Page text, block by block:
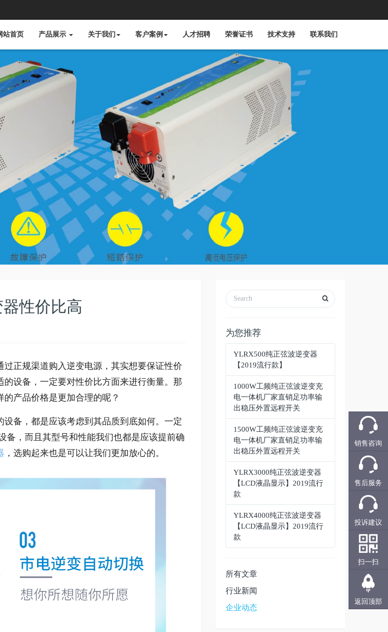
站首页 产品展示 关于我们 客户案例 人才招聘 荣誉证书 技术支持 联系我们
性价比高
过正规渠道购入逆变电源，其实想要保证性价
设备，一定要对性价比方面来进行衡量。那
产品价格是更加合理的呢？
备，都是应该考虑到其品质到底如何。一定
备，而且其型号和性能我们也都是应该提前确
，选购起来也是可以让我们更加放心的。
为您推荐
YLRX500纯正弦波逆变器
【2019流行款】
1000W工频纯正弦波逆变充
电一体机厂家直销足功率输
出稳压外置远程开关
1500W工频纯正弦波逆变充
电一体机厂家直销足功率输
出稳压外置远程开关
YLRX3000纯正弦波逆变器
【LCD液晶显示】2019流行
款
YLRX4000纯正弦波逆变器
【LCD液晶显示】2019流行
款
所有文章
行业新闻
企业动态
销售咨询
售后服务
投诉建议
扫一扫
返回顶部